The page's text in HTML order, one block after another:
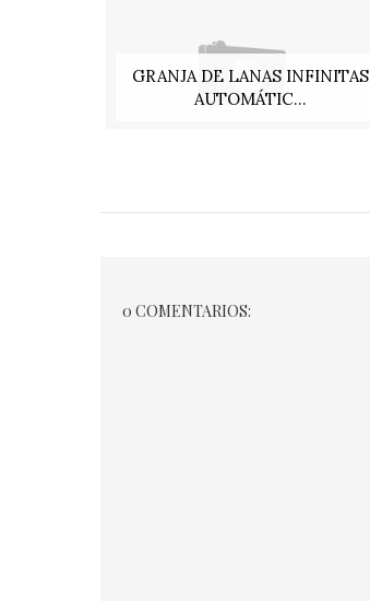
GRANJA DE LANAS INFINITAS
AUTOMÁTIC...
0 COMENTARIOS: